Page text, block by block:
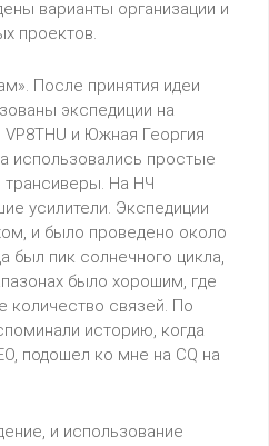
варианты организации и
проектов.
После принятия идеи
экспедиции на
и Южная Георгия
использовались простые
трансиверы. На НЧ
усилители. Экспедиции
и было проведено около
был пик солнечного цикла,
было хорошим, где
количество связей. По
историю, когда
подошел ко мне на CQ на
и использование